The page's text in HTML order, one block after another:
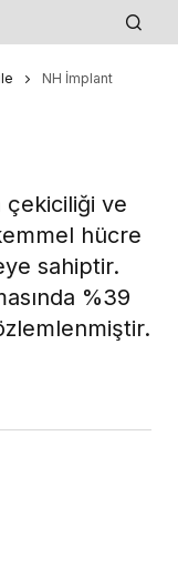
NH İmplant
ve
hücre
sahiptir.
%39